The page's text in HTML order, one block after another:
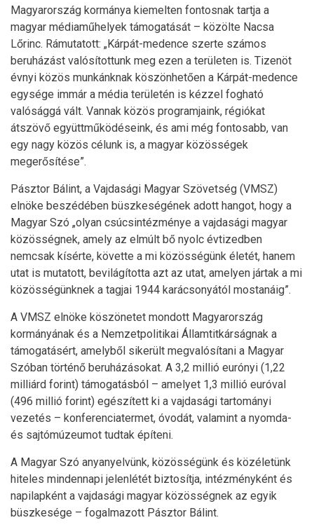
Magyarország kormánya kiemelten fontosnak tartja a
magyar médiaműhelyek támogatását – közölte Nacsa
Lőrinc. Rámutatott: „Kárpát-medence szerte számos
beruházást valósítottunk meg ezen a területen is. Tizenöt
évnyi közös munkánknak köszönhetően a Kárpát-medence
egysége immár a média területén is kézzel fogható
valósággá vált. Vannak közös programjaink, régiókat
átszövő együttműködéseink, és ami még fontosabb, van
egy nagy közös célunk is, a magyar közösségek
megerősítése”.
Pásztor Bálint, a Vajdasági Magyar Szövetség (VMSZ)
elnöke beszédében büszkeségének adott hangot, hogy a
Magyar Szó „olyan csúcsintézménye a vajdasági magyar
közösségnek, amely az elmúlt bő nyolc évtizedben
nemcsak kísérte, követte a mi közösségünk életét, hanem
utat is mutatott, bevilágította azt az utat, amelyen jártak a mi
közösségünknek a tagjai 1944 karácsonyától mostanáig”.
A VMSZ elnöke köszönetet mondott Magyarország
kormányának és a Nemzetpolitikai Államtitkárságnak a
támogatásért, amelyből sikerült megvalósítani a Magyar
Szóban történő beruházásokat. A 3,2 millió eurónyi (1,22
milliárd forint) támogatásból – amelyet 1,3 millió euróval
(496 millió forint) egészített ki a vajdasági tartományi
vezetés – konferenciatermet, óvodát, valamint a nyomda-
és sajtómúzeumot tudtak építeni.
A Magyar Szó anyanyelvünk, közösségünk és közéletünk
hiteles mindennapi jelenlétét biztosítja, intézményként és
napilapként a vajdasági magyar közösségnek az egyik
büszkesége – fogalmazott Pásztor Bálint.